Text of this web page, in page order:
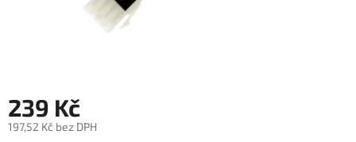
239 Kč
197,52 Kč bez DPH